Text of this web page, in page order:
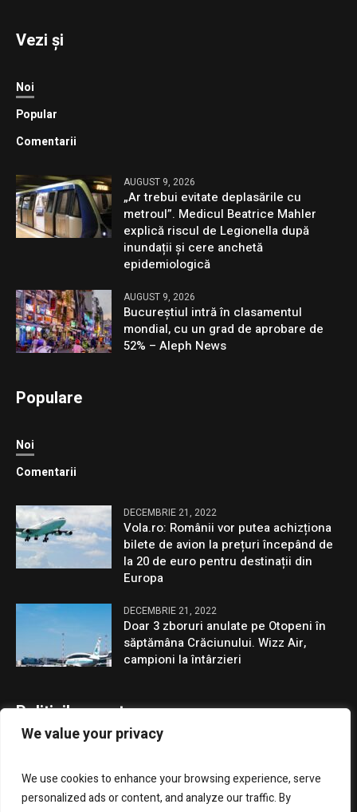
We value your privacy
We use cookies to enhance your browsing experience, serve
personalized ads or content, and analyze our traffic. By
Vezi și
Noi
Popular
Comentarii
AUGUST 9, 2026
„Ar trebui evitate deplasările cu
metroul”. Medicul Beatrice Mahler
explică riscul de Legionella după
inundații și cere anchetă
epidemiologică
AUGUST 9, 2026
Bucureștiul intră în clasamentul
mondial, cu un grad de aprobare de
52% – Aleph News
Populare
Noi
Comentarii
DECEMBRIE 21, 2022
Vola.ro: Românii vor putea achizționa
bilete de avion la prețuri începând de
la 20 de euro pentru destinații din
Europa
DECEMBRIE 21, 2022
Doar 3 zboruri anulate pe Otopeni în
săptămâna Crăciunului. Wizz Air,
campioni la întârzieri
Politicile noastre
GDPR